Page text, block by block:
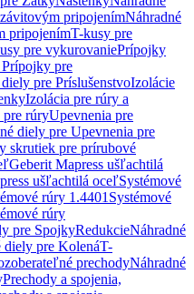
pripojenímNáhradné
pripojenímT-kusy pre
pre vykurovaniePrípojky
pre
pre PríslušenstvoIzolácie
Izolácia pre rúry a
rúryUpevnenia pre
diely pre Upevnenia pre
skrutiek pre prírubové
Geberit Mapress ušľachtilá
ušľachtilá oceľSystémové
rúry 1.4401 Systémové
rúry
pre SpojkyRedukcieNáhradné
diely pre KolenáT-
prechodyNáhradné
Prechody a spojenia,